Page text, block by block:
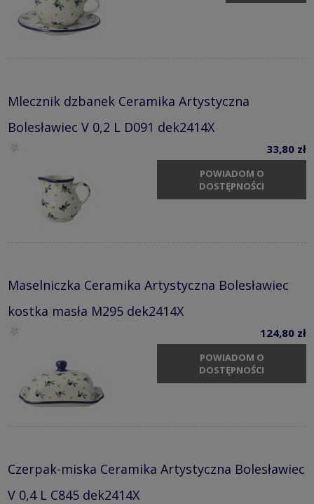
Mlecznik dzbanek Ceramika Artystyczna
Bolesławiec V 0,2 L D091 dek2414X
33,80 zł
POWIADOM O
DOSTĘPNOŚCI
Maselniczka Ceramika Artystyczna Bolesławiec
kostka masła M295 dek2414X
124,80 zł
POWIADOM O
DOSTĘPNOŚCI
Czerpak-miska Ceramika Artystyczna Bolesławiec
V 0,4 L C845 dek2414X